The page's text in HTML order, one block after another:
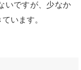
いですが、少なか
います。